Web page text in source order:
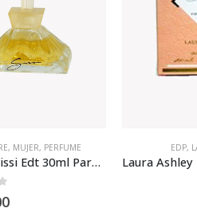
, MUJER, PERFUME
Marc De La Morandiere Sissi Edt 30ml Para Mujer
EDP,